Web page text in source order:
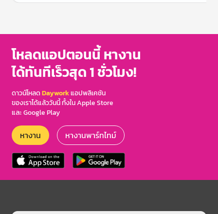
of
โหลดแอปตอนนี้ หางาน
ได้ทันทีเร็วสุด 1 ชั่วโมง!
ดาวน์โหลดDayworkแอปพลิเคชัน
ของเราได้แล้ววันนี้ ทั้งใน Apple Store
และ Google Play
หางาน หางานพาร์ทไทม์